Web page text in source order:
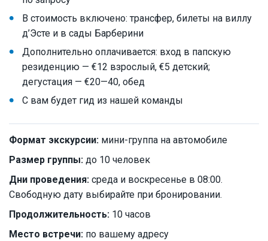
В стоимость включено: трансфер, билеты на виллу
д’Эсте и в сады Барберини
Дополнительно оплачивается: вход в папскую
резиденцию — €12 взрослый, €5 детский;
дегустация — €20—40, обед
С вам будет гид из нашей команды
Формат экскурсии: мини-группа на автомобиле
Размер группы: до 10 человек
Дни проведения: среда и воскресенье в 08:00.
Свободную дату выбирайте при бронировании.
Продолжительность: 10 часов
Место встречи: по вашему адресу